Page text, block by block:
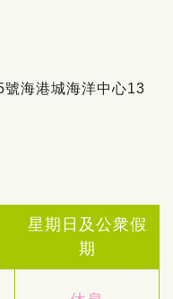
海港城海洋中心13
星期日及公衆假
期